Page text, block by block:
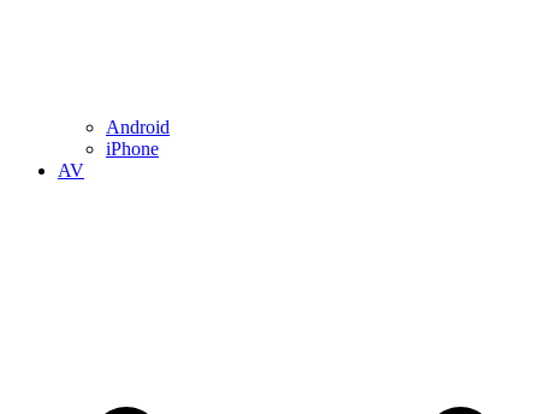
Android
iPhone
AV